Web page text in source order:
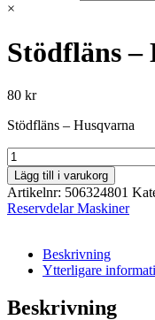
×
Stödfläns –
80 kr
Stödfläns – Husqvarna
Stödfläns
-
Husqvarna
mängd
Lägg till i varukorg
Artikelnr: 506324801
Reservdelar Maskiner
Beskrivning
Ytterligare
Beskrivning